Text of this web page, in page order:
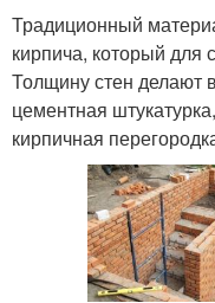
Традиционный
кирпича, который для
Толщину стен делают
цементная
кирпичная